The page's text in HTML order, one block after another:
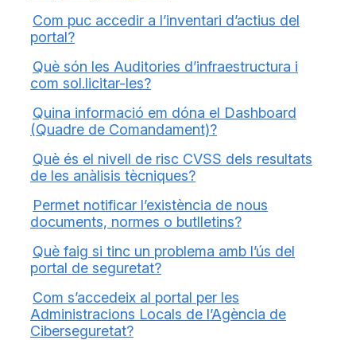
Com puc accedir a l’inventari d’actius del
portal?
Què són les Auditories d’infraestructura i
com sol.licitar-les?
Quina informació em dóna el Dashboard
(Quadre de Comandament)?
Què és el nivell de risc CVSS dels resultats
de les anàlisis tècniques?
Permet notificar l’existència de nous
documents, normes o butlletins?
Què faig si tinc un problema amb l’ús del
portal de seguretat?
Com s’accedeix al portal per les
Administracions Locals de l’Agència de
Ciberseguretat?